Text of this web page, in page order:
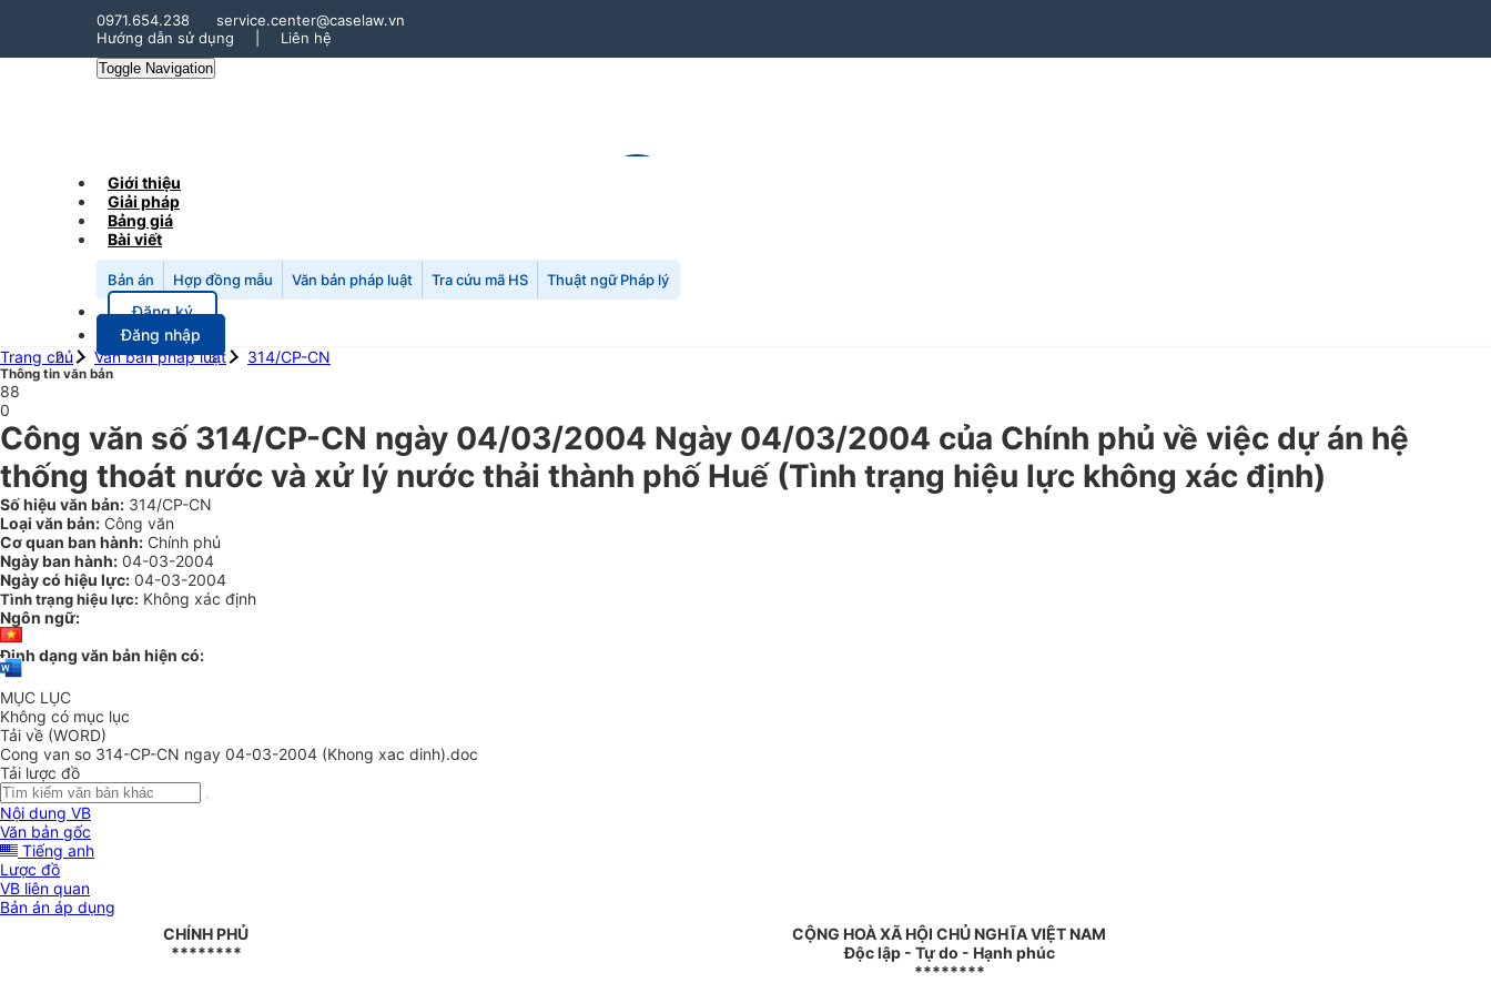
0971.654.238
service.center@caselaw.vn
Hướng dẫn sử dụng
Liên hệ
Toggle Navigation
Giới thiệu
Giải pháp
Bảng giá
Bài viết
Bản án Hợp đồng mẫu Văn bản pháp luật Tra cứu mã HS Thuật ngữ Pháp lý
Đăng ký
Đăng nhập
Trang chủ
Văn bản pháp luật 314/CP-CN
Thông tin văn bản
88
0
Công văn số 314/CP-CN ngày 04/03/2004 Ngày 04/03/2004 của Chính phủ về việc dự án hệ
thống thoát nước và xử lý nước thải thành phố Huế (Tình trạng hiệu lực không xác định)
Số hiệu văn bản: 314/CP-CN
Loại văn bản: Công văn
Cơ quan ban hành: Chính phủ
Ngày ban hành: 04-03-2004
Ngày có hiệu lực: 04-03-2004
Tình trạng hiệu lực: Không xác định
Ngôn ngữ:
Định dạng văn bản hiện có:
MỤC LỤC
Không có mục lục
Tải về (WORD)
Cong van so 314-CP-CN ngay 04-03-2004 (Khong xac dinh).doc
Tải lược đồ
Nội dung VB
Văn bản gốc
Tiếng anh
Lược đồ
VB liên quan
Bản án áp dụng
CHÍNH PHỦ
********
CỘNG HOÀ XÃ HỘI CHỦ NGHĨA VIỆT NAM
Độc lập - Tự do - Hạnh phúc
********